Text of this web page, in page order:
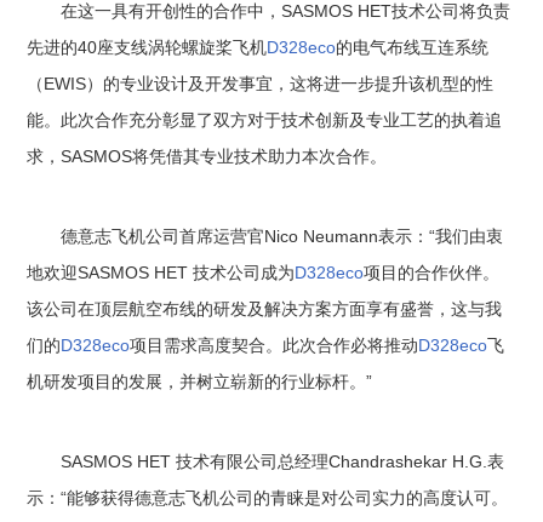
在这一具有开创性的合作中，SASMOS HET技术公司将负责
先进的40座支线涡轮螺旋桨飞机D328eco的电气布线互连系统
（EWIS）的专业设计及开发事宜，这将进一步提升该机型的性
能。此次合作充分彰显了双方对于技术创新及专业工艺的执着追
求，SASMOS将凭借其专业技术助力本次合作。
德意志飞机公司首席运营官Nico Neumann表示：“我们由衷
地欢迎SASMOS HET 技术公司成为D328eco项目的合作伙伴。
该公司在顶层航空布线的研发及解决方案方面享有盛誉，这与我
们的D328eco项目需求高度契合。此次合作必将推动D328eco飞
机研发项目的发展，并树立崭新的行业标杆。”
SASMOS HET 技术有限公司总经理Chandrashekar H.G.表
示：“能够获得德意志飞机公司的青睐是对公司实力的高度认可。